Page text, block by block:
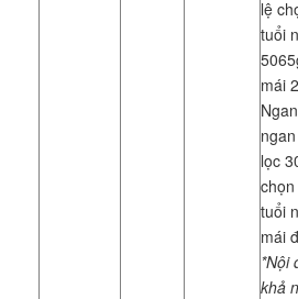
lệ
tuổi
mái
lọc
tuổi
mái
*Nội
khả